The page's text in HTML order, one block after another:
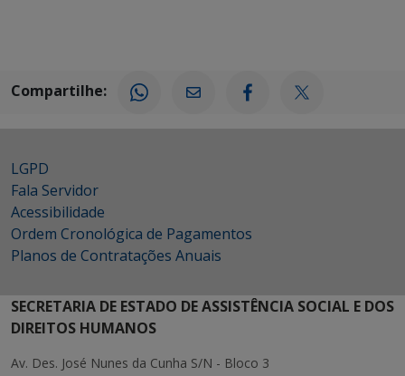
Compartilhe:
LGPD
Fala Servidor
Acessibilidade
Ordem Cronológica de Pagamentos
Planos de Contratações Anuais
SECRETARIA DE ESTADO DE ASSISTÊNCIA SOCIAL E DOS
DIREITOS HUMANOS
Av. Des. José Nunes da Cunha S/N - Bloco 3